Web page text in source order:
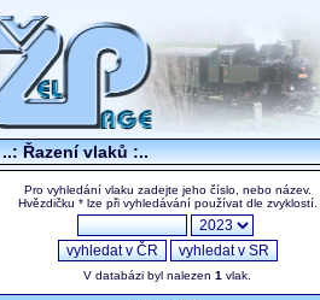
..: Řazení vlaků :..
Pro vyhledání vlaku zadejte jeho číslo, nebo název.
Hvězdičku * lze při vyhledávání používat dle zvyklostí.
V databázi byl nalezen 1 vlak.